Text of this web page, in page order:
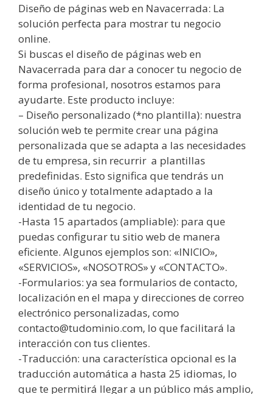
Diseño de páginas web en Navacerrada: La
solución perfecta para mostrar tu negocio
online.
Si buscas el diseño de páginas web en
Navacerrada para dar a conocer tu negocio de
forma profesional, nosotros estamos para
ayudarte. Este producto incluye:
– Diseño personalizado (*no plantilla): nuestra
solución web te permite crear una página
personalizada que se adapta a las necesidades
de tu empresa, sin recurrir a plantillas
predefinidas. Esto significa que tendrás un
diseño único y totalmente adaptado a la
identidad de tu negocio.
-Hasta 15 apartados (ampliable): para que
puedas configurar tu sitio web de manera
eficiente. Algunos ejemplos son: «INICIO»,
«SERVICIOS», «NOSOTROS» y «CONTACTO».
-Formularios: ya sea formularios de contacto,
localización en el mapa y direcciones de correo
electrónico personalizadas, como
contacto@tudominio.com, lo que facilitará la
interacción con tus clientes.
-Traducción: una característica opcional es la
traducción automática a hasta 25 idiomas, lo
que te permitirá llegar a un público más amplio,